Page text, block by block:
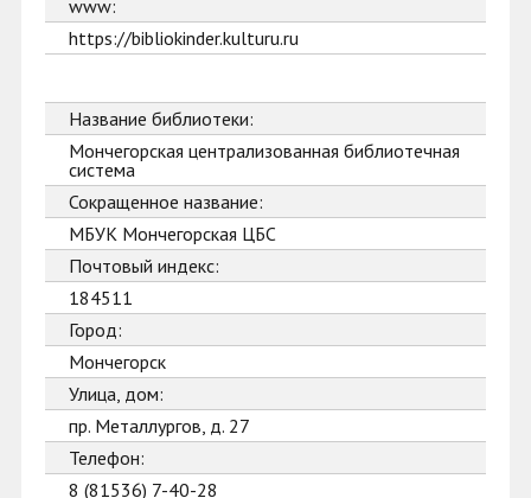
www:
https://bibliokinder.kulturu.ru
Название библиотеки:
Мончегорская централизованная библиотечная
система
Сокращенное название:
МБУК Мончегорская ЦБС
Почтовый индекс:
184511
Город:
Мончегорск
Улица, дом:
пр. Металлургов, д. 27
Телефон:
8 (81536) 7-40-28